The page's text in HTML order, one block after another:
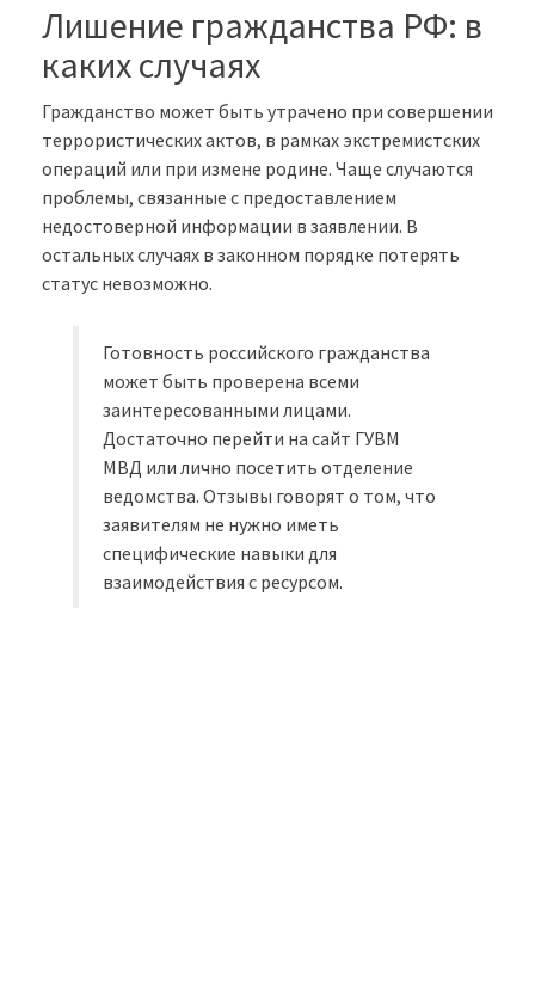
Лишение гражданства РФ: в
каких случаях
Гражданство может быть утрачено при совершении
террористических актов, в рамках экстремистских
операций или при измене родине. Чаще случаются
проблемы, связанные с предоставлением
недостоверной информации в заявлении. В
остальных случаях в законном порядке потерять
статус невозможно.
Готовность российского гражданства
может быть проверена всеми
заинтересованными лицами.
Достаточно перейти на сайт ГУВМ
МВД или лично посетить отделение
ведомства. Отзывы говорят о том, что
заявителям не нужно иметь
специфические навыки для
взаимодействия с ресурсом.